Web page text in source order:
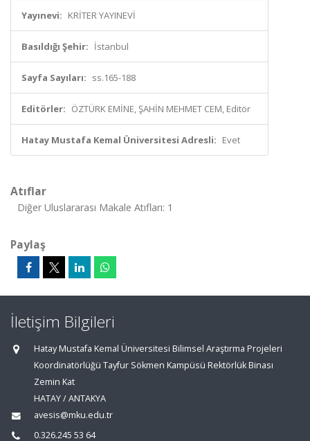
Yayınevi: KRİTER YAYINEVİ
Basıldığı Şehir: İstanbul
Sayfa Sayıları: ss.165-188
Editörler: ÖZTÜRK EMİNE, ŞAHİN MEHMET CEM, Editör
Hatay Mustafa Kemal Üniversitesi Adresli: Evet
Atıflar
Diğer Uluslararası Makale Atıfları: 1
Paylaş
İletişim Bilgileri
Hatay Mustafa Kemal Üniversitesi Bilimsel Araştırma Projeleri
Koordinatörlüğü Tayfur Sökmen Kampüsü Rektörlük Binası
Zemin Kat
HATAY / ANTAKYA
avesis@mku.edu.tr
0.326.245 53 64